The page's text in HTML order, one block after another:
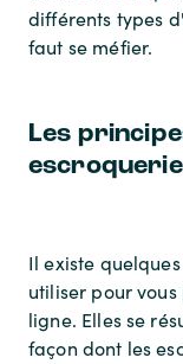
différents types
faut se méfier.
Les
Il existe
utiliser pour
ligne. Elles se
façon dont les